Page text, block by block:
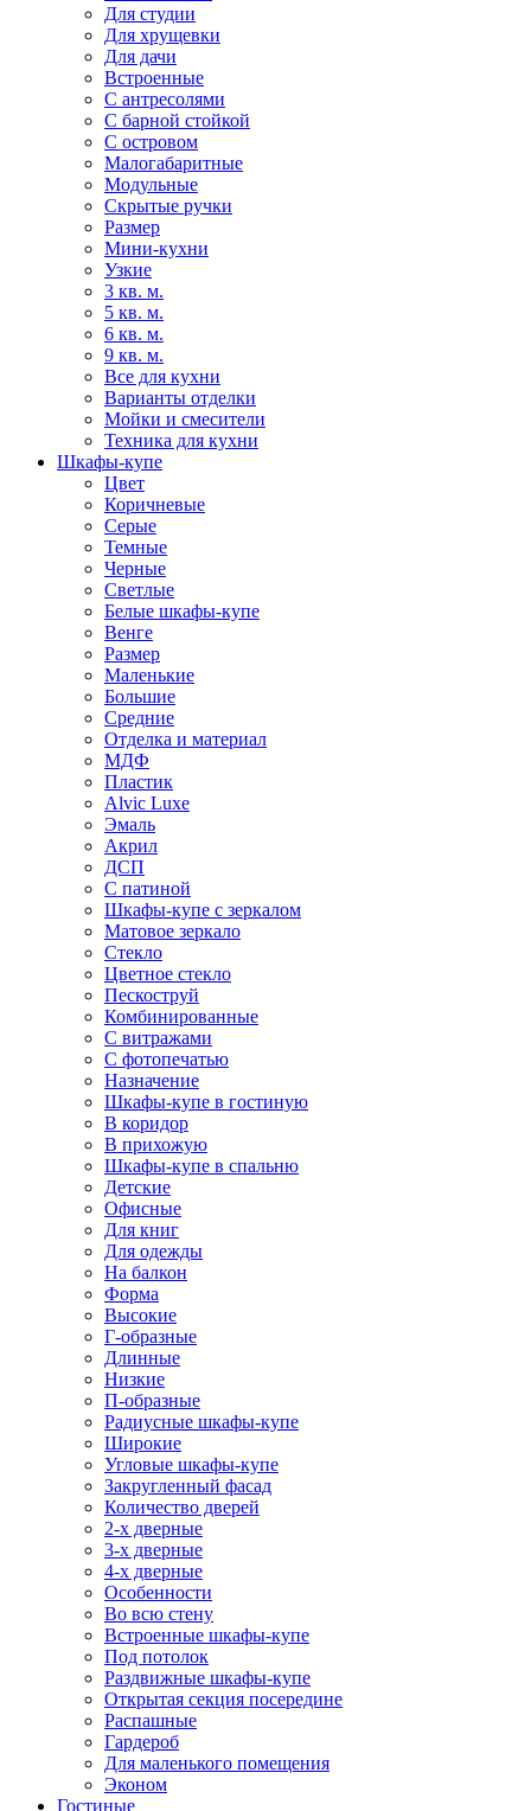
Для студии
Для хрущевки
Для дачи
Встроенные
С антресолями
С барной стойкой
С островом
Малогабаритные
Модульные
Скрытые ручки
Размер
Мини-кухни
Узкие
3 кв. м.
5 кв. м.
6 кв. м.
9 кв. м.
Все для кухни
Варианты отделки
Мойки и смесители
Техника для кухни
Шкафы-купе
Цвет
Коричневые
Серые
Темные
Черные
Светлые
Белые шкафы-купе
Венге
Размер
Маленькие
Большие
Средние
Отделка и материал
МДФ
Пластик
Alvic Luxe
Эмаль
Акрил
ДСП
С патиной
Шкафы-купе с зеркалом
Матовое зеркало
Стекло
Цветное стекло
Пескоструй
Комбинированные
С витражами
С фотопечатью
Назначение
Шкафы-купе в гостиную
В коридор
В прихожую
Шкафы-купе в спальню
Детские
Офисные
Для книг
Для одежды
На балкон
Форма
Высокие
Г-образные
Длинные
Низкие
П-образные
Радиусные шкафы-купе
Широкие
Угловые шкафы-купе
Закругленный фасад
Количество дверей
2-х дверные
3-х дверные
4-х дверные
Особенности
Во всю стену
Встроенные шкафы-купе
Под потолок
Раздвижные шкафы-купе
Открытая секция посередине
Распашные
Гардероб
Для маленького помещения
Эконом
Гостиные